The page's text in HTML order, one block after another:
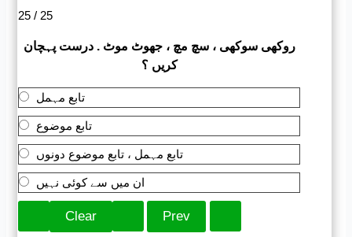
25 / 25
روکھی سوکھی ، سچ مچ ، جھوٹ موٹ . درست پہچان
کریں ؟
تابع مہمل
تابع موضوع
تابع مہمل ، تابع موضوع دونوں
ان میں سے کوئی نہیں